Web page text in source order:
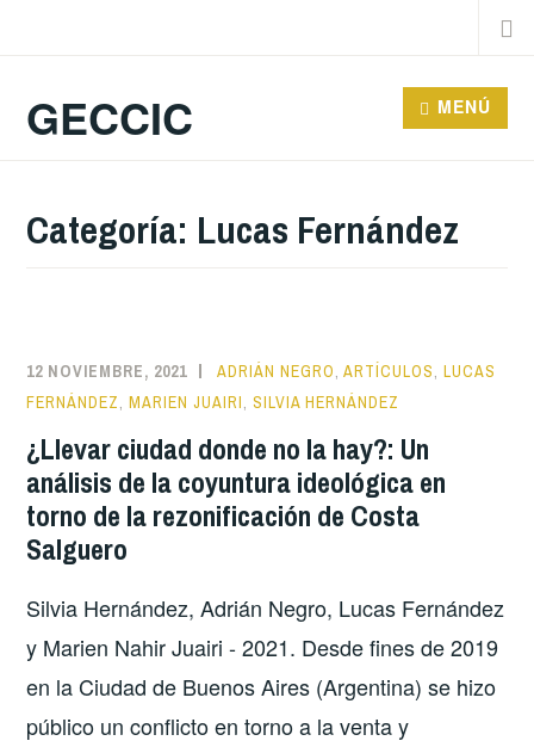
GECCIC MENÚ
Categoría: Lucas Fernández
12 NOVIEMBRE, 2021 ADRIÁN NEGRO,ARTÍCULOS,LUCAS
FERNÁNDEZ,MARIEN JUAIRI,SILVIA HERNÁNDEZ
¿Llevar ciudad donde no la hay?: Un
análisis de la coyuntura ideológica en
torno de la rezonificación de Costa
Salguero
Silvia Hernández, Adrián Negro, Lucas Fernández
y Marien Nahir Juairi - 2021. Desde fines de 2019
en la Ciudad de Buenos Aires (Argentina) se hizo
público un conflicto en torno a la venta y